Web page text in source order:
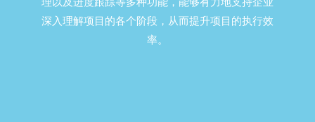
深入理解项目的各个阶段，从而提升项目的执行效
率。